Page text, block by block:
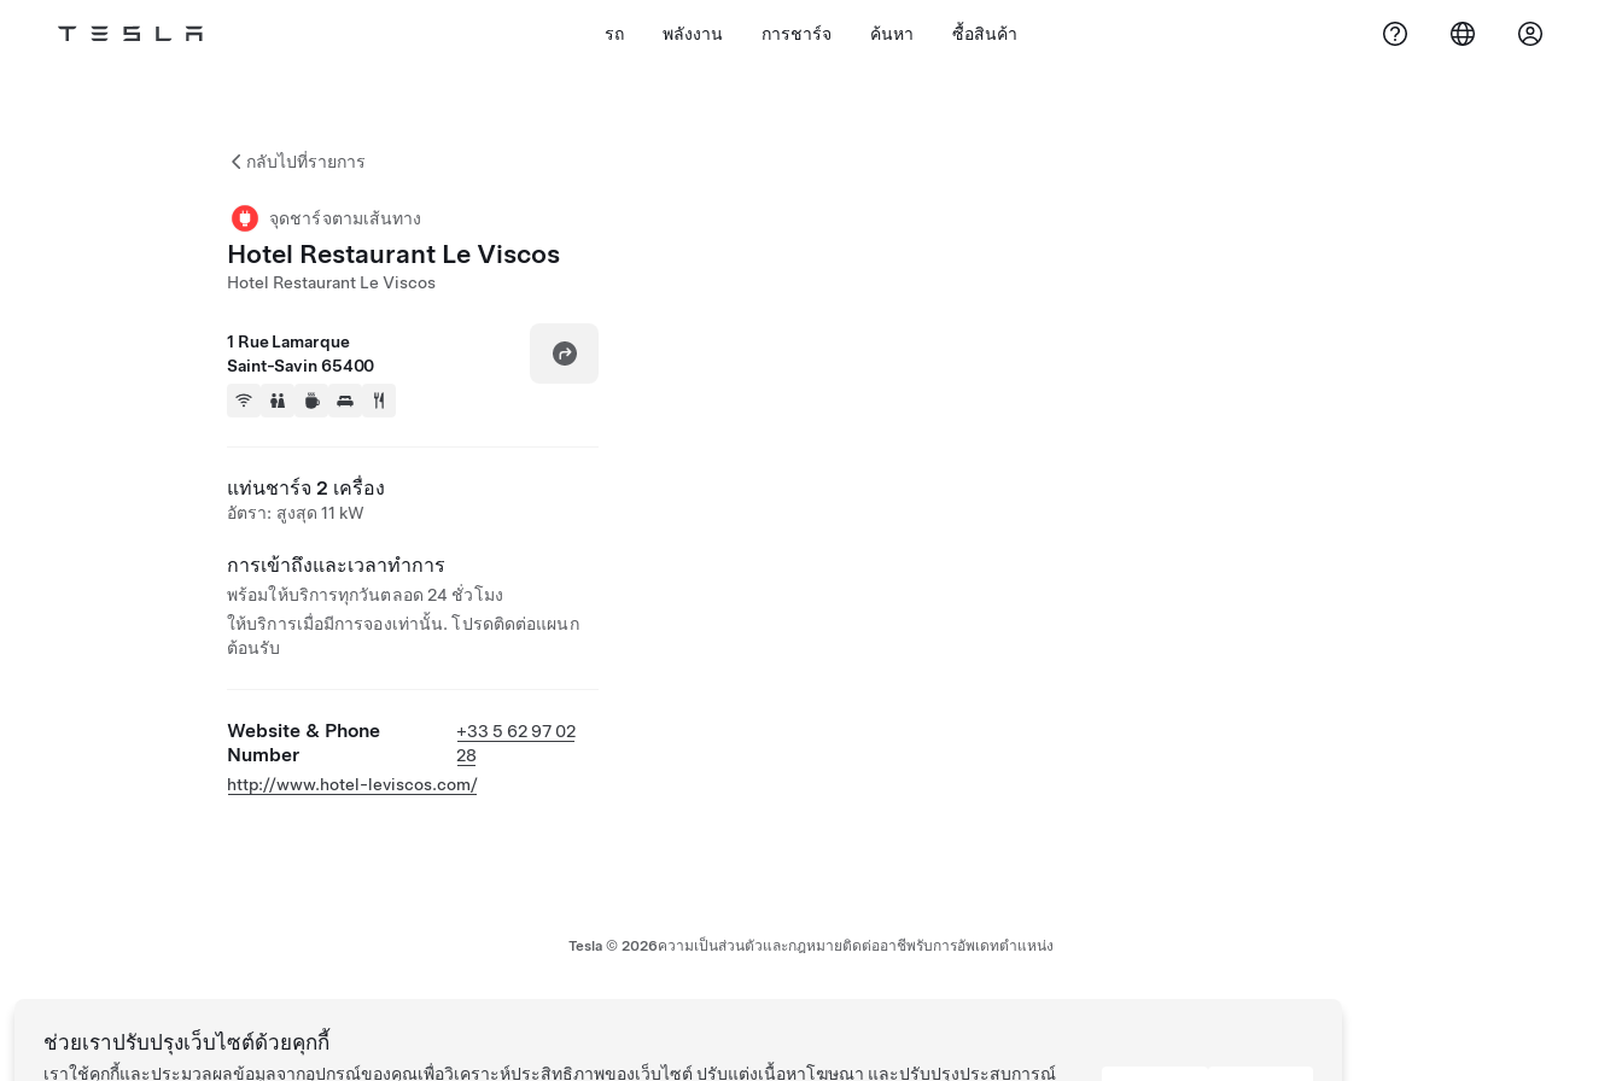
Tesla รถ พลังงาน การชาร์จ ค้นหา ซื้อสินค้า
กลับไปที่รายการ
จุดชาร์จตามเส้นทาง
Hotel Restaurant Le Viscos
Hotel Restaurant Le Viscos
1 Rue Lamarque
Saint-Savin 65400
แท่นชาร์จ 2 เครื่อง
อัตรา: สูงสุด 11 kW
การเข้าถึงและเวลาทำการ
พร้อมให้บริการทุกวันตลอด 24 ชั่วโมง
ให้บริการเมื่อมีการจองเท่านั้น. โปรดติดต่อแผนก
ต้อนรับ
Website & Phone
Number
+33 5 62 97 02
28
http://www.hotel-leviscos.com/
Tesla © 2026ความเป็นส่วนตัวและกฎหมายติดต่ออาชีพรับการอัพเดทตำแหน่ง
ช่วยเราปรับปรุงเว็บไซต์ด้วยคุกกี้
เราใช้คุกกี้และประมวลผลข้อมูลจากอุปกรณ์ของคุณเพื่อวิเคราะห์ประสิทธิภาพของเว็บไซต์ ปรับแต่งเนื้อหาโฆษณา และปรับปรุงประสบการณ์